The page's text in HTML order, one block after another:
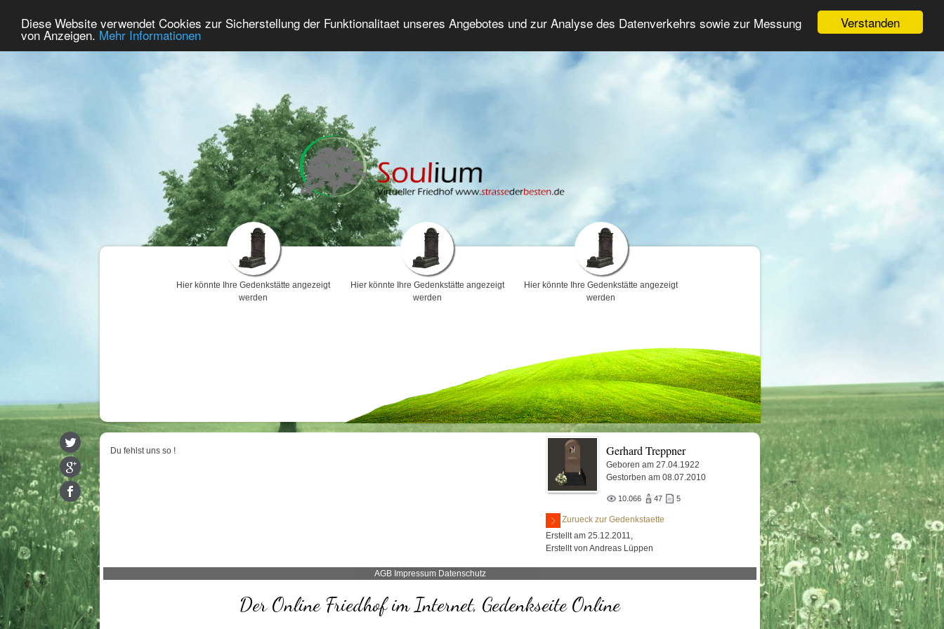
Verstanden
Diese Website verwendet Cookies zur Sicherstellung der Funktionalitaet unseres Angebotes und zur Analyse des Datenverkehrs sowie zur Messung
von Anzeigen. Mehr Informationen
Home Premium Gedenken Trauerforum Erweiterte Suche Anmelden
Hier könnte Ihre Gedenkstätte angezeigt
werden
Hier könnte Ihre Gedenkstätte angezeigt
werden
Hier könnte Ihre Gedenkstätte angezeigt
werden
Du fehlst uns so ! Gerhard Treppner
Geboren am 27.04.1922
Gestorben am 08.07.2010
10.066 47 5
Zurueck zur Gedenkstaette
Erstellt am 25.12.2011,
Erstellt von Andreas Lüppen
AGB Impressum Datenschutz
Der Online Friedhof im Internet, Gedenkseite Online